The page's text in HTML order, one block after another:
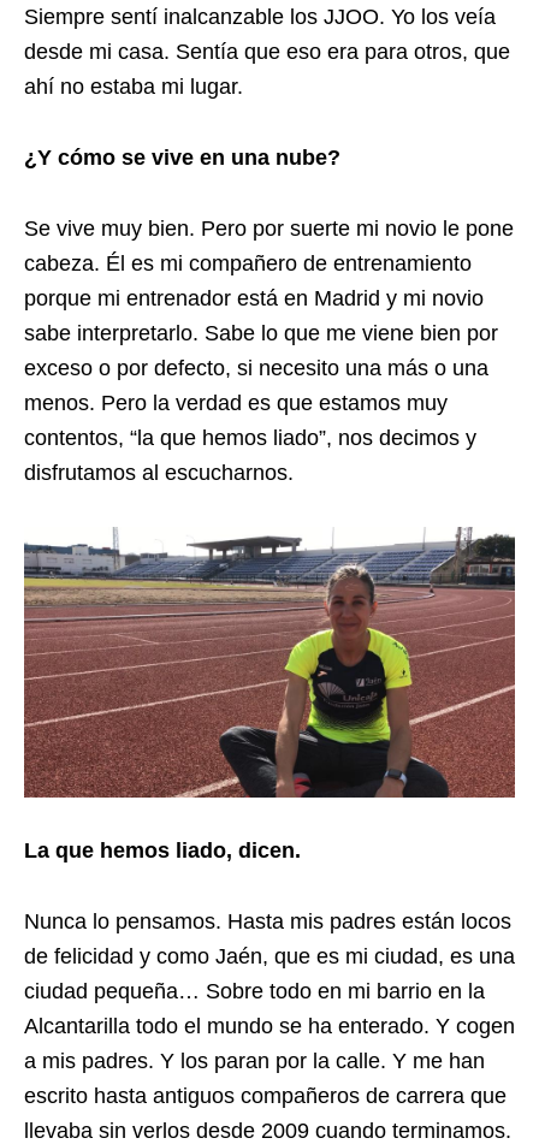
Siempre sentí inalcanzable los JJOO. Yo los veía
desde mi casa. Sentía que eso era para otros, que
ahí no estaba mi lugar.
¿Y cómo se vive en una nube?
Se vive muy bien. Pero por suerte mi novio le pone
cabeza. Él es mi compañero de entrenamiento
porque mi entrenador está en Madrid y mi novio
sabe interpretarlo. Sabe lo que me viene bien por
exceso o por defecto, si necesito una más o una
menos. Pero la verdad es que estamos muy
contentos, “la que hemos liado”, nos decimos y
disfrutamos al escucharnos.
La que hemos liado, dicen.
Nunca lo pensamos. Hasta mis padres están locos
de felicidad y como Jaén, que es mi ciudad, es una
ciudad pequeña… Sobre todo en mi barrio en la
Alcantarilla todo el mundo se ha enterado. Y cogen
a mis padres. Y los paran por la calle. Y me han
escrito hasta antiguos compañeros de carrera que
llevaba sin verlos desde 2009 cuando terminamos.